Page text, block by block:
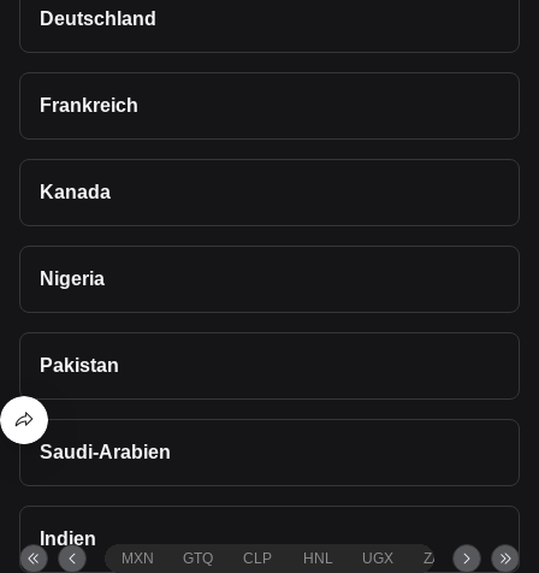
Deutschland
Frankreich
Kanada
Nigeria
Pakistan
Saudi-Arabien
Indien
MXN GTQ CLP HNL UGX ZAR TND